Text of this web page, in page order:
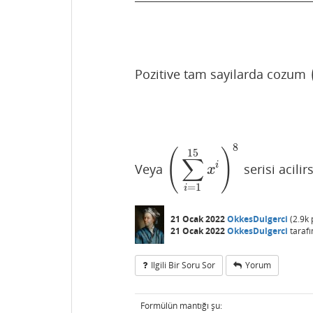
Pozitive tam sayilarda cozum (
Veya ( ∑
i=1
15
xi ) 8
∑ =1 15xi 8 serisi
21 Ocak 2022OkkesDulgerci (2.9k
21 Ocak 2022OkkesDulgerci
Ilgili Bir Soru Sor Yorum
Formülün mantığı şu: